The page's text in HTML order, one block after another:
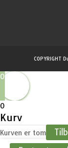
COPYRIGHT
0
0
Kurv
Kurven er tom